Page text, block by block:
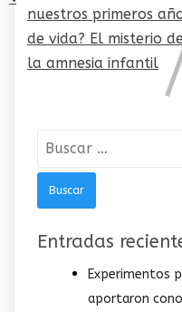
nuestros primeros
de vida? El misterio de
la amnesia infantil
Buscar:
Entradas
Experimentos
aportaron